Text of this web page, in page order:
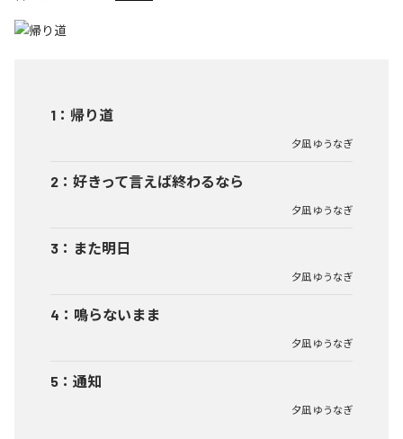
1 ： 帰り道
夕凪 ゆうなぎ
2 ： 好きって言えば終わるなら
夕凪 ゆうなぎ
3 ： また明日
夕凪 ゆうなぎ
4 ： 鳴らないまま
夕凪 ゆうなぎ
5 ： 通知
夕凪 ゆうなぎ